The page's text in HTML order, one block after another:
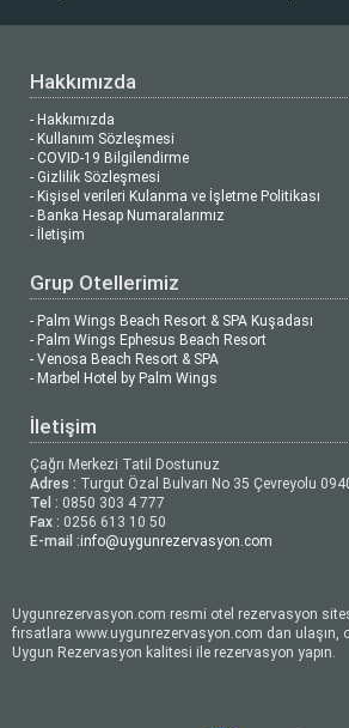
Hakkımızda
- Hakkımızda
- Kullanım Sözleşmesi
- COVID-19 Bilgilendirme
- Gizlilik Sözleşmesi
- Kişisel verileri Kulanma ve İşletme Politikası
- Banka Hesap Numaralarımız
- İletişim
Grup Otellerimiz
- Palm Wings Beach Resort & SPA Kuşadası
- Palm Wings Ephesus Beach Resort
- Venosa Beach Resort & SPA
- Marbel Hotel by Palm Wings
İletişim
Çağrı Merkezi Tatil Dostunuz
Adres : Turgut Özal Bulvarı No 35 Çevreyolu
Tel : 0850 303 4 777
Fax : 0256 613 10 50
E-mail :info@uygunrezervasyon.com
Uygunrezervasyon.com resmi otel rezervasyon
fırsatlara www.uygunrezervasyon.com dan ulaşın,
Uygun Rezervasyon kalitesi ile rezervasyon yapın.